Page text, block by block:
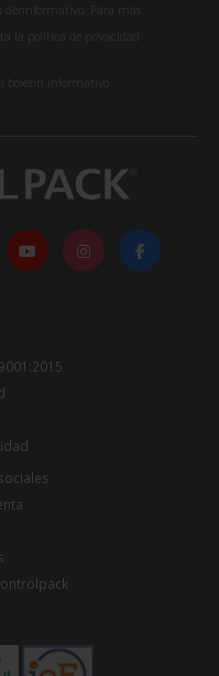
Para más
la política de privacidad
boletín informativo